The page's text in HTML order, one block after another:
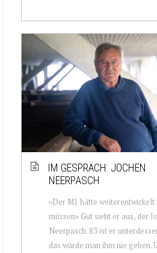
IM GESPRÄCH: JOCHEN
NEERPASCH
«Der M1 hätte weiterentwickelt
müssen» Gut sieht er aus, der
Neerpasch. 83 ist er
das würde man ihm nie geben.